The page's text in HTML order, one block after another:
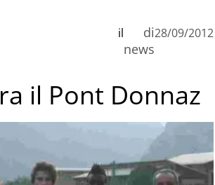
di
news
il 28/09/2012
il Pont Donnaz